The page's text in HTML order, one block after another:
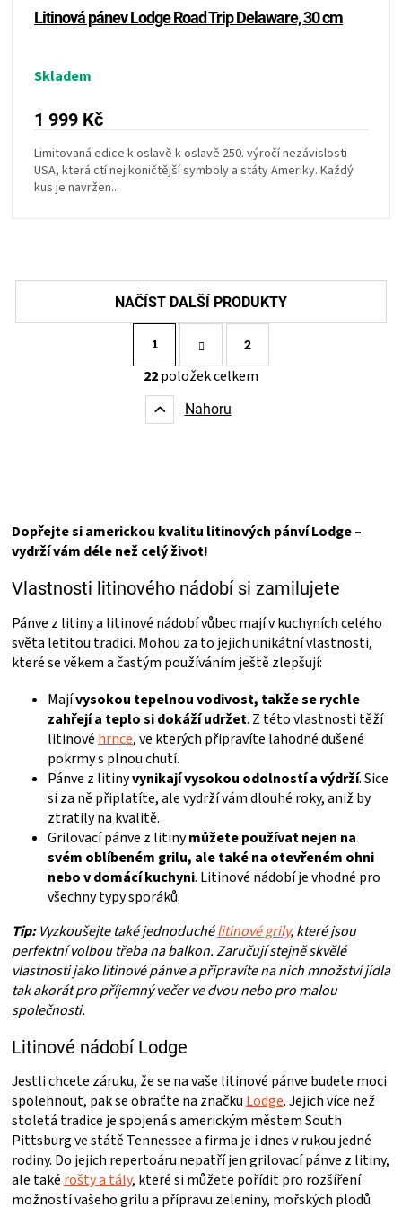
Litinová pánev Lodge Road Trip Delaware, 30 cm
Skladem
1 999 Kč
Limitovaná edice k oslavě k oslavě 250. výročí nezávislosti
USA, která ctí nejikoničtější symboly a státy Ameriky. Každý
kus je navržen...
O
v
á
v
k
v
p
i
s
u
t
á
k
1 2
22položek celkem
Nahoru
Dopřejte si americkou kvalitu litinových pánví Lodge –
vydrží vám déle než celý život!
Vlastnosti litinového nádobí si zamilujete
Pánve z litiny a litinové nádobí vůbec mají v kuchyních celého
světa letitou tradici. Mohou za to jejich unikátní vlastnosti,
které se věkem a častým používáním ještě zlepšují:
Majívysokou tepelnou vodivost, takže se rychle
zahřejí a teplo si dokáží udržet. Z této vlastnosti těží
litinové hrnce, ve kterých připravíte lahodné dušené
pokrmy s plnou chutí.
Pánve z litinyvynikají vysokou odolností a výdrží. Sice
si za ně připlatíte, ale vydrží vám dlouhé roky, aniž by
ztratily na kvalitě.
Grilovací pánve z litinymůžete používat nejen na
svém oblíbeném grilu, ale také na otevřeném ohni
nebo v domácí kuchyni. Litinové nádobí je vhodné pro
všechny typy sporáků.
Tip:Vyzkoušejte také jednoduchélitinové grily, které jsou
perfektní volbou třeba na balkon. Zaručují stejně skvělé
vlastnosti jako litinové pánve a připravíte na nich množství jídla
tak akorát pro příjemný večer ve dvou nebo pro malou
společnosti.
Litinové nádobí Lodge
Jestli chcete záruku, že se na vaše litinové pánve budete moci
spolehnout, pak se obraťte na značku Lodge. Jejich více než
stoletá tradice je spojená s americkým městem South
Pittsburg ve státě Tennessee a firma je i dnes v rukou jedné
rodiny. Do jejich repertoáru nepatří jen grilovací pánve z litiny,
ale také rošty a tály, které si můžete pořídit pro rozšíření
možností vašeho grilu a přípravu zeleniny, mořských plodů